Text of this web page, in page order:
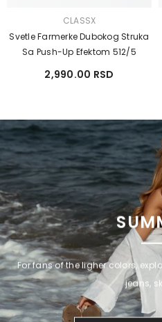
CLASSX
Svetle Farmerke Dubokog Struka
Sa Push-Up Efektom 512/5
2,990.00 RSD
For fans of the ligher colors,
jeans,